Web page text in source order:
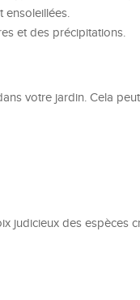
ensoleillées.
et des précipitations.
votre jardin. Cela
judicieux des espèces